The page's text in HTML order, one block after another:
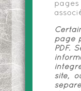
page
PDF.
site,